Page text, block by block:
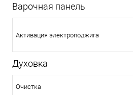
Варочная панель
Активация электроподжига
Духовка
Очистка